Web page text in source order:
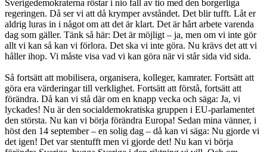
Sverigedemokraterna röstar i nio fall av tio med den borgerliga
regeringen. Då ser vi att då krymper avståndet. Det blir tufft. Låt er
aldrig luras in i något om att det är klart. Det är hårt arbete varenda
dag som gäller. Tänk så här: Det är möjligt – ja, men om vi inte gör
allt vi kan så kan vi förlora. Det ska vi inte göra. Nu krävs det att vi
håller ihop. Vi måste visa vad vi kan göra när vi står sida vid sida.
Så fortsätt att mobilisera, organisera, kolleger, kamrater. Fortsätt att
göra era värderingar till verklighet. Fortsätt att förstå, fortsätt att
förändra. Då kan vi stå där om en knapp vecka och säga: Ja, vi
lyckades! Nu är den socialdemokratiska gruppen i EU-parlamentet
den största. Nu kan vi börja förändra Europa! Sedan mina vänner, i
höst den 14 september – en solig dag – då kan vi säga: Nu gjorde vi
det igen! Det var stentufft men vi gjorde det! Nu kan vi börja